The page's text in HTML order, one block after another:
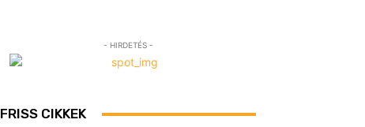
- HIRDETÉS -
FRISS CIKKEK